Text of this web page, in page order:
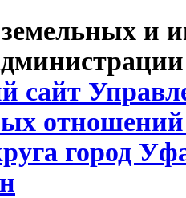
сайт
город